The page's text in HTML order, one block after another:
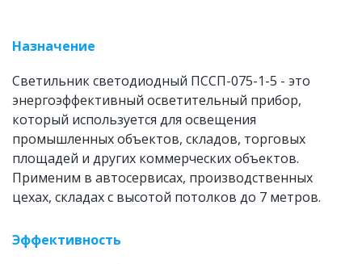
Назначение
Светильник светодиодный ПССП-075-1-5 - это
энергоэффективный осветительный прибор,
который используется для освещения
промышленных объектов, складов, торговых
площадей и других коммерческих объектов.
Применим в автосервисах, производственных
цехах, складах с высотой потолков до 7 метров.
Эффективность